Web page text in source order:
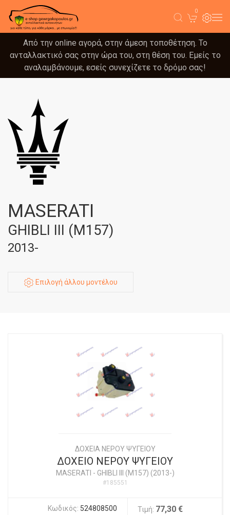
0
Από την online αγορά, στην άμεση τοποθέτηση. Το
ανταλλακτικό σας στην ώρα του, στη θέση του. Εμείς το
αναλαμβάνουμε, εσείς συνεχίζετε το δρόμο σας!
MASERATI
GHIBLI III (M157)
2013-
Επιλογή άλλου μοντέλου
ΔΟΧΕΙΑ ΝΕΡΟΥ ΨΥΓΕΙΟΥ
ΔΟΧΕΙΟ ΝΕΡΟΥ ΨΥΓΕΙΟΥ
MASERATI - GHIBLI III (M157) (2013-)
#185551
Κωδικός: 524808500 Τιμή: 77,30 €